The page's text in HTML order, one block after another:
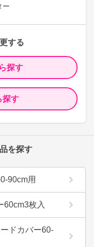
ー
する
探す
探す
を探す
90cm用
60cm3枚入
ドカバー60-